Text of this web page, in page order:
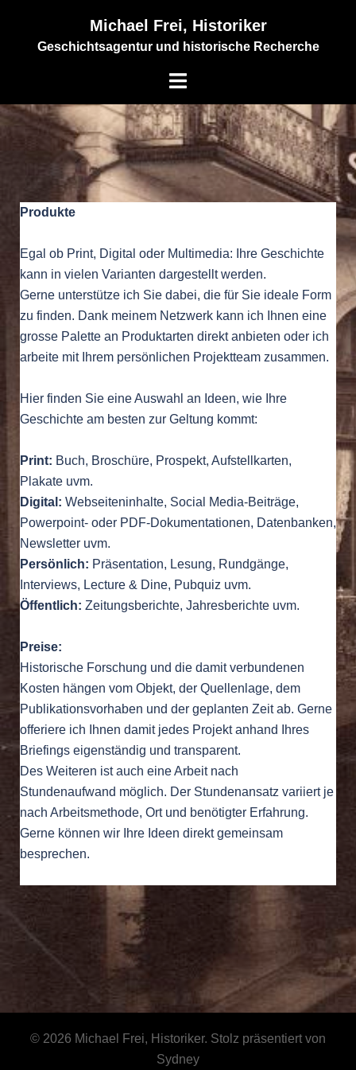
Michael Frei, Historiker
Geschichtsagentur und historische Recherche
Produkte
Egal ob Print, Digital oder Multimedia: Ihre Geschichte
kann in vielen Varianten dargestellt werden.
Gerne unterstütze ich Sie dabei, die für Sie ideale Form
zu finden. Dank meinem Netzwerk kann ich Ihnen eine
grosse Palette an Produktarten direkt anbieten oder ich
arbeite mit Ihrem persönlichen Projektteam zusammen.
Hier finden Sie eine Auswahl an Ideen, wie Ihre
Geschichte am besten zur Geltung kommt:
Print: Buch, Broschüre, Prospekt, Aufstellkarten,
Plakate uvm.
Digital: Webseiteninhalte, Social Media-Beiträge,
Powerpoint- oder PDF-Dokumentationen, Datenbanken,
Newsletter uvm.
Persönlich: Präsentation, Lesung, Rundgänge,
Interviews, Lecture & Dine, Pubquiz uvm.
Öffentlich: Zeitungsberichte, Jahresberichte uvm.
Preise:
Historische Forschung und die damit verbundenen
Kosten hängen vom Objekt, der Quellenlage, dem
Publikationsvorhaben und der geplanten Zeit ab. Gerne
offeriere ich Ihnen damit jedes Projekt anhand Ihres
Briefings eigenständig und transparent.
Des Weiteren ist auch eine Arbeit nach
Stundenaufwand möglich. Der Stundenansatz variiert je
nach Arbeitsmethode, Ort und benötigter Erfahrung.
Gerne können wir Ihre Ideen direkt gemeinsam
besprechen.
© 2026 Michael Frei, Historiker. Stolz präsentiert von
Sydney